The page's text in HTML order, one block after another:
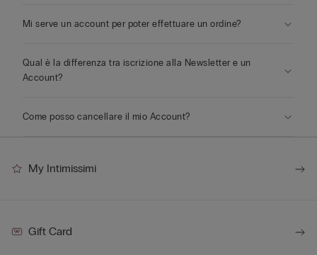
Mi serve un account per poter effettuare un ordine?
Qual è la differenza tra iscrizione alla Newsletter e un
Account?
Come posso cancellare il mio Account?
My Intimissimi
Gift Card